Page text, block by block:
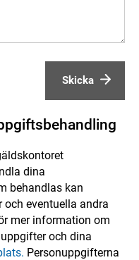
Skicka
dina
behandlas kan
eventuella andra
mer information om
och dina
Personuppgifterna